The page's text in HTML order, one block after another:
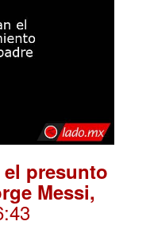
presunto
Messi,